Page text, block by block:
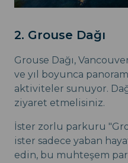
2. Grouse Dağı
Grouse Dağı,
ve yıl boyunca
aktiviteler sunuyor.
ziyaret etmelisiniz.
İster zorlu parkuru
ister sadece yaban
edin, bu muhteşem